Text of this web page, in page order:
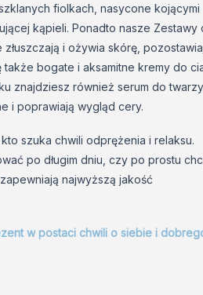
fiolkach, nasycone kojącymi
kąpieli. Ponadto nasze Zestawy
i ożywia skórę,
bogate i aksamitne kremy do
znajdziesz również serum do twarzy,
i poprawiają wygląd cery.
szuka chwili odprężenia i relaksu.
po długim dniu, czy po prostu
najwyższą jakość
w postaci chwili o siebie i